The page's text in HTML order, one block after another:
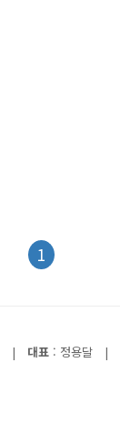
1
| 대표 : 정용달 |